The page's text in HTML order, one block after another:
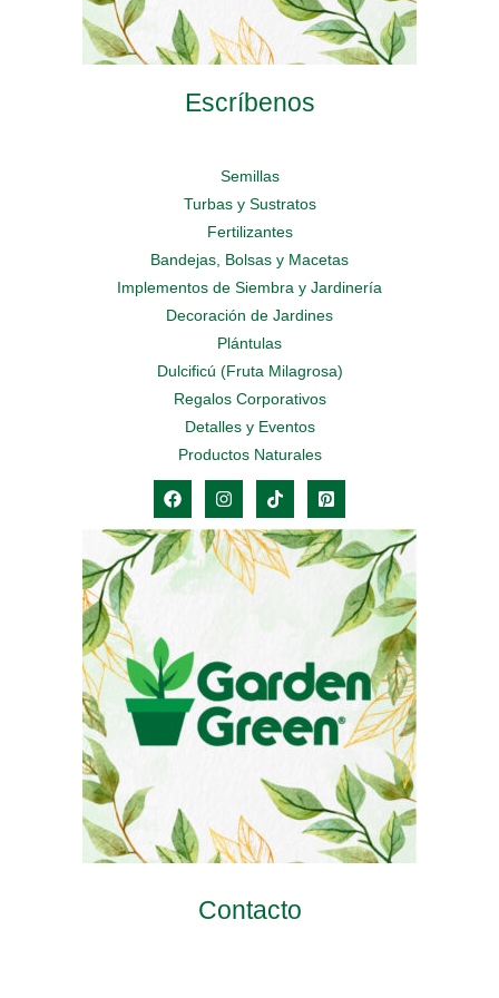
Escríbenos
Semillas
Turbas y Sustratos
Fertilizantes
Bandejas, Bolsas y Macetas
Implementos de Siembra y Jardinería
Decoración de Jardines
Plántulas
Dulcificú (Fruta Milagrosa)
Regalos Corporativos
Detalles y Eventos
Productos Naturales
Contacto